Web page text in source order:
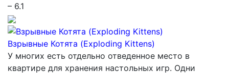
– 6.1
Взрывные Котята (Exploding Kittens)
У многих есть отдельно отведенное место в
квартире для хранения настольных игр. Одни